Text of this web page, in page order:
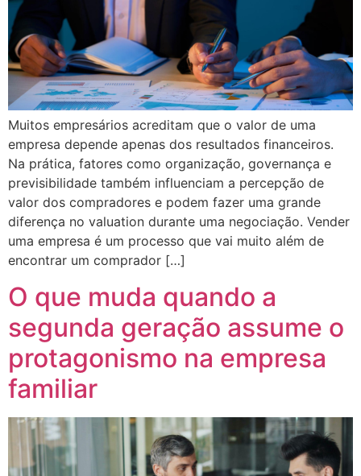
Muitos empresários acreditam que o valor de uma
empresa depende apenas dos resultados financeiros.
Na prática, fatores como organização, governança e
previsibilidade também influenciam a percepção de
valor dos compradores e podem fazer uma grande
diferença no valuation durante uma negociação. Vender
uma empresa é um processo que vai muito além de
encontrar um comprador […]
O que muda quando a
segunda geração assume o
protagonismo na empresa
familiar